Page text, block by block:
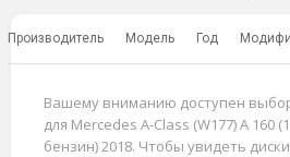
Производитель Модель Год
Вашему вниманию доступен
для Mercedes A-Class (W177) A 160
бензин) 2018. Чтобы увидеть